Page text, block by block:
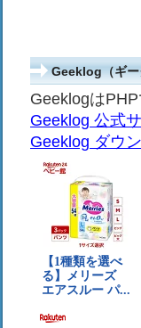
Geeklog（ギー
Geeklogは
Geeklog 公式
Geeklog ダウ